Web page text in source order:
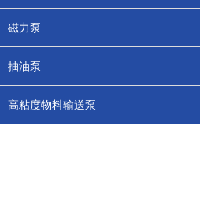
磁力泵
抽油泵
高粘度物料输送泵